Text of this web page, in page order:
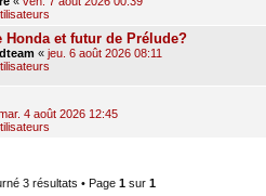
et futur de Prélude?
« jeu. 6 août 2026 08:11
4 août 2026 12:45
3 résultats • Page 1 sur 1